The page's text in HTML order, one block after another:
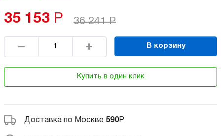
35 153 Р 36 241 Р
В корзину
Купить в один клик
Доставка по Москве 590Р